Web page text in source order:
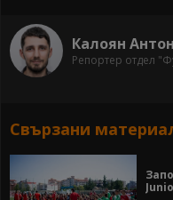
Калоян
Репортер отдел
Свързани